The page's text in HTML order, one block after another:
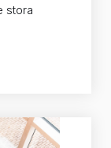
stora